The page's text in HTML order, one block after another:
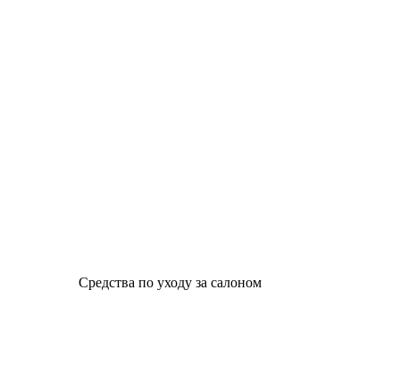
Средства по уходу за салоном